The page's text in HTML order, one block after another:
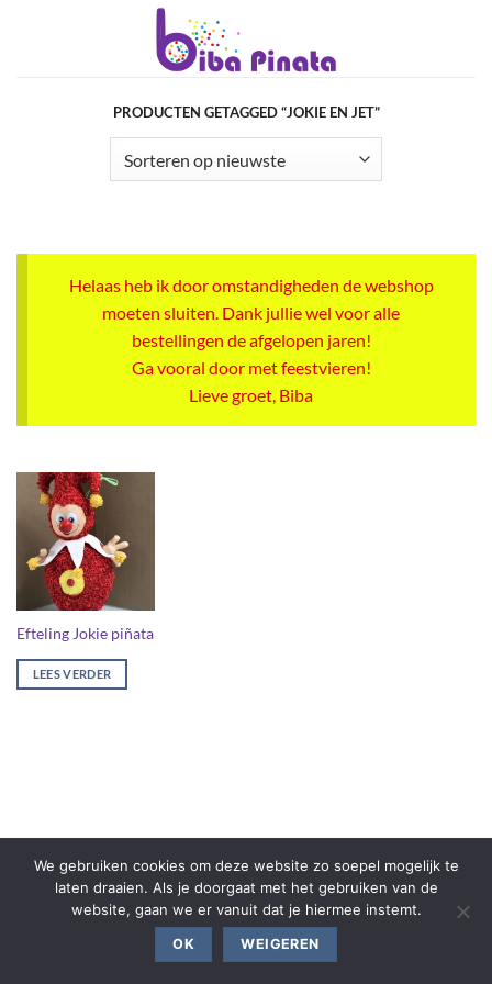
PRODUCTEN GETAGGED “JOKIE EN JET”
Helaas heb ik door omstandigheden de webshop
moeten sluiten. Dank jullie wel voor alle
bestellingen de afgelopen jaren!
Ga vooral door met feestvieren!
Lieve groet, Biba
Efteling Jokie piñata
LEES VERDER
We gebruiken cookies om deze website zo soepel mogelijk te
laten draaien. Als je doorgaat met het gebruiken van de
website, gaan we er vanuit dat je hiermee instemt.
OK WEIGEREN